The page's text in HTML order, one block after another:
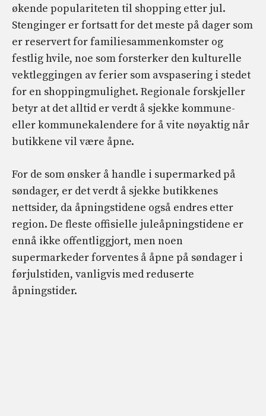
økende populariteten til shopping etter jul.
Stenginger er fortsatt for det meste på dager som
er reservert for familiesammenkomster og
festlig hvile, noe som forsterker den kulturelle
vektleggingen av ferier som avspasering i stedet
for en shoppingmulighet. Regionale forskjeller
betyr at det alltid er verdt å sjekke kommune-
eller kommunekalendere for å vite nøyaktig når
butikkene vil være åpne.
For de som ønsker å handle i supermarked på
søndager, er det verdt å sjekke butikkenes
nettsider, da åpningstidene også endres etter
region. De fleste offisielle juleåpningstidene er
ennå ikke offentliggjort, men noen
supermarkeder forventes å åpne på søndager i
førjulstiden, vanligvis med reduserte
åpningstider.